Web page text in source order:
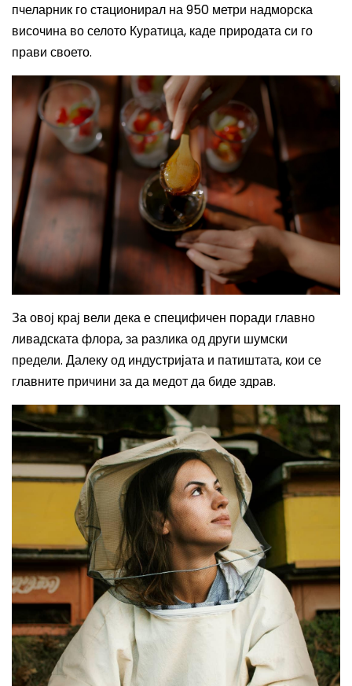
пчеларник го стационирал на 950 метри надморска
височина во селото Куратица, каде природата си го
прави своето.
За овој крај вели дека е специфичен поради главно
ливадската флора, за разлика од други шумски
предели. Далеку од индустријата и патиштата, кои се
главните причини за да медот да биде здрав.